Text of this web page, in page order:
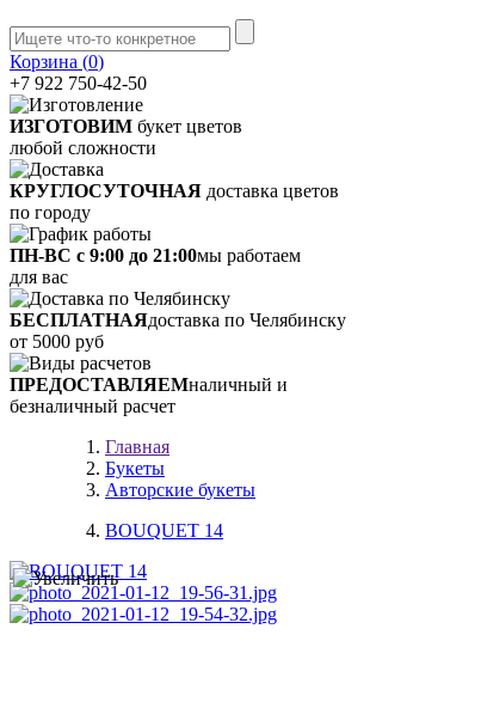
Корзина (0)
+7 922 750-42-50
ИЗГОТОВИМ букет цветов
любой сложности
КРУГЛОСУТОЧНАЯ доставка цветов
по городу
ПН-ВС с 9:00 до 21:00мы работаем
для вас
БЕСПЛАТНАЯдоставка по Челябинску
от 5000 руб
ПРЕДОСТАВЛЯЕМналичный и
безналичный расчет
Главная
Букеты
Авторские букеты
BOUQUET 14